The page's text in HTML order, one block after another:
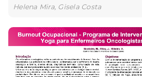
Helena Mira, Gisela Costa